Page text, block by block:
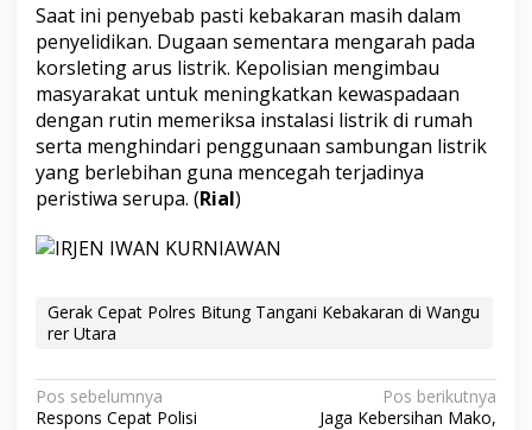
Saat ini penyebab pasti kebakaran masih dalam
penyelidikan. Dugaan sementara mengarah pada
korsleting arus listrik. Kepolisian mengimbau
masyarakat untuk meningkatkan kewaspadaan
dengan rutin memeriksa instalasi listrik di rumah
serta menghindari penggunaan sambungan listrik
yang berlebihan guna mencegah terjadinya
peristiwa serupa. (Rial)
Gerak Cepat Polres Bitung Tangani Kebakaran di Wangu
rer Utara
Navigasi
Pos sebelumnya
Respons Cepat Polisi
Pos berikutnya
Jaga Kebersihan Mako,